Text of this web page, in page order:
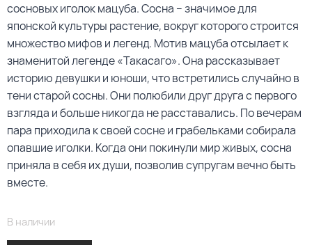
сосновых иголок мацуба. Сосна – значимое для
японской культуры растение, вокруг которого строится
множество мифов и легенд. Мотив мацуба отсылает к
знаменитой легенде «Такасаго». Она рассказывает
историю девушки и юноши, что встретились случайно в
тени старой сосны. Они полюбили друг друга с первого
взгляда и больше никогда не расставались. По вечерам
пара приходила к своей сосне и грабельками собирала
опавшие иголки. Когда они покинули мир живых, сосна
приняла в себя их души, позволив супругам вечно быть
вместе.
В наличии